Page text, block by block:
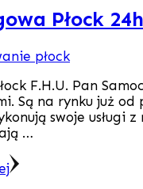
Płock 24h
F.H.U. Pan
Są na rynku już od
swoje usługi z
…